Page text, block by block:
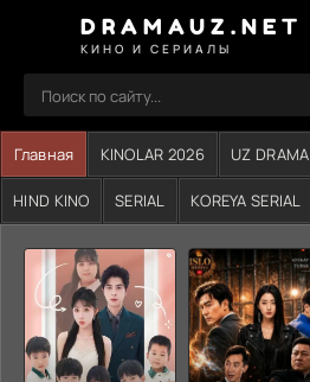
DRAMAUZ.NET
КИНО И СЕРИАЛЫ
Главная KINOLAR 2026 UZ DRAMA
HIND KINO SERIAL KOREYA SERIAL